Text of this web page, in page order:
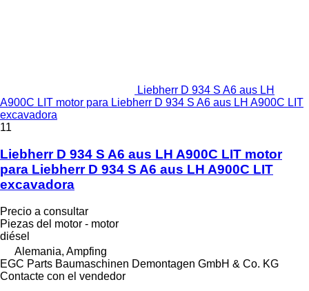
Liebherr D 934 S A6 aus LH
A900C LIT motor para Liebherr D 934 S A6 aus LH A900C LIT
excavadora
11
Liebherr D 934 S A6 aus LH A900C LIT motor
para Liebherr D 934 S A6 aus LH A900C LIT
excavadora
Precio a consultar
Piezas del motor - motor
diésel
Alemania, Ampfing
EGC Parts Baumaschinen Demontagen GmbH & Co. KG
Contacte con el vendedor